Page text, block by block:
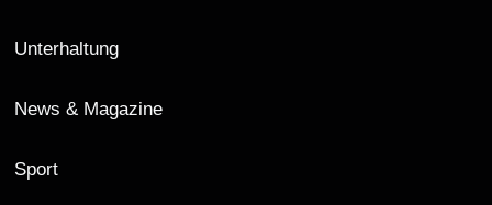
Unterhaltung
News & Magazine
Sport